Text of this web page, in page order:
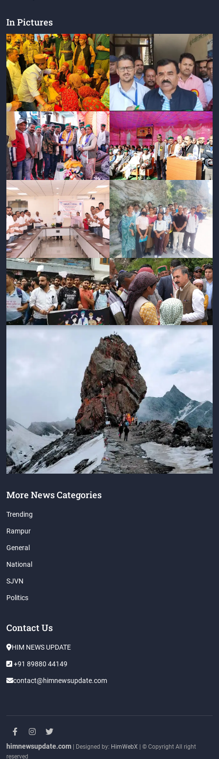
In Pictures
More News Categories
Trending
Rampur
General
National
SJVN
Politics
Contact Us
HIM NEWS UPDATE
+91 89880 44149
contact@himnewsupdate.com
facebook
instagram
twitter
himnewsupdate.com | Designed by: HimWebX
| © Copyright All right
reserved